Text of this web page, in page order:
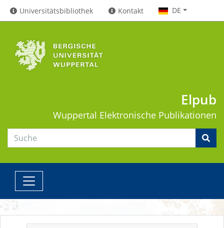
Universitätsbibliothek Kontakt DE
Elpub
Wuppertal Elektronische Publikationen